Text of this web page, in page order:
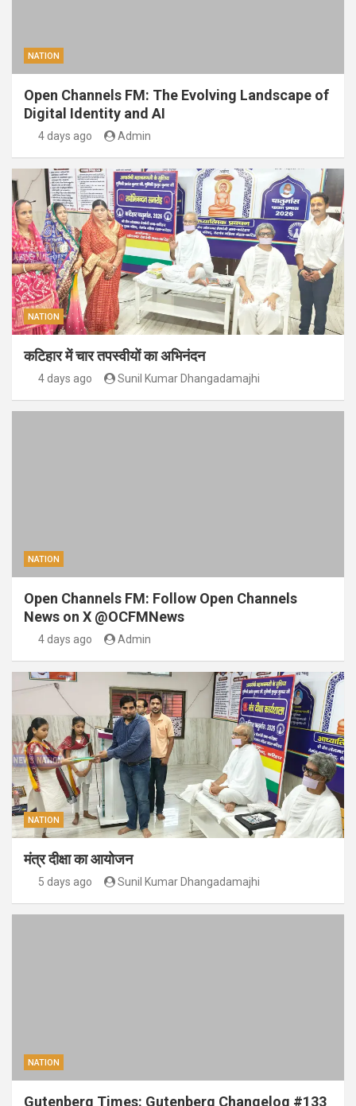
NATION
Open Channels FM: The Evolving Landscape of
Digital Identity and AI
4 days ago Admin
NATION
कटिहार में चार तपस्वीयों का अभिनंदन
4 days ago Sunil Kumar Dhangadamajhi
NATION
Open Channels FM: Follow Open Channels
News on X @OCFMNews
4 days ago Admin
NATION
मंत्र दीक्षा का आयोजन
5 days ago Sunil Kumar Dhangadamajhi
NATION
Gutenberg Times: Gutenberg Changelog #133